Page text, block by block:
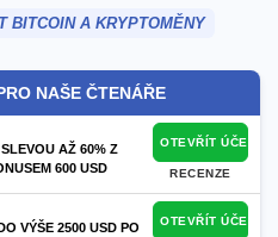
BITCOIN A KRYPTOMĚNY
NAŠE ČTENÁŘE
AŽ 60% Z
600 USD
OTEVŘÍT ÚČET
RECENZE
VÝŠE 2500 USD PO
OTEVŘÍT ÚČET